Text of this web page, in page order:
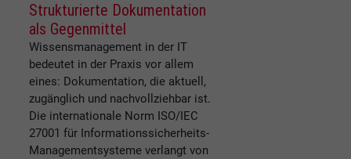
Strukturierte Dokumentation
als Gegenmittel
Wissensmanagement in der IT
bedeutet in der Praxis vor allem
eines: Dokumentation, die aktuell,
zugänglich und nachvollziehbar ist.
Die internationale Norm ISO/IEC
27001 für Informationssicherheits-
Managementsysteme verlangt von